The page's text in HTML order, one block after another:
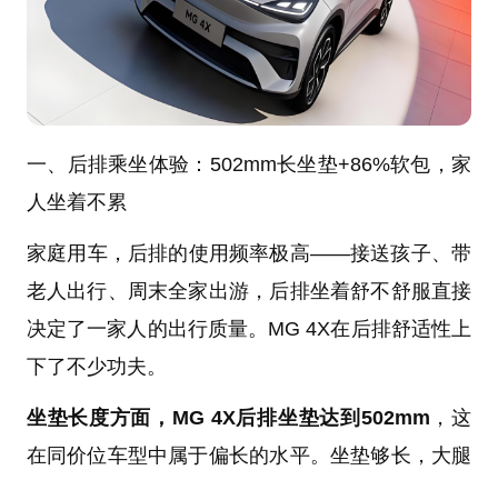
一、后排乘坐体验：502mm长坐垫+86%软包，家
人坐着不累
家庭用车，后排的使用频率极高——接送孩子、带
老人出行、周末全家出游，后排坐着舒不舒服直接
决定了一家人的出行质量。MG 4X在后排舒适性上
下了不少功夫。
坐垫长度方面，MG 4X后排坐垫达到502mm ，这
在同价位车型中属于偏长的水平。坐垫够长，大腿